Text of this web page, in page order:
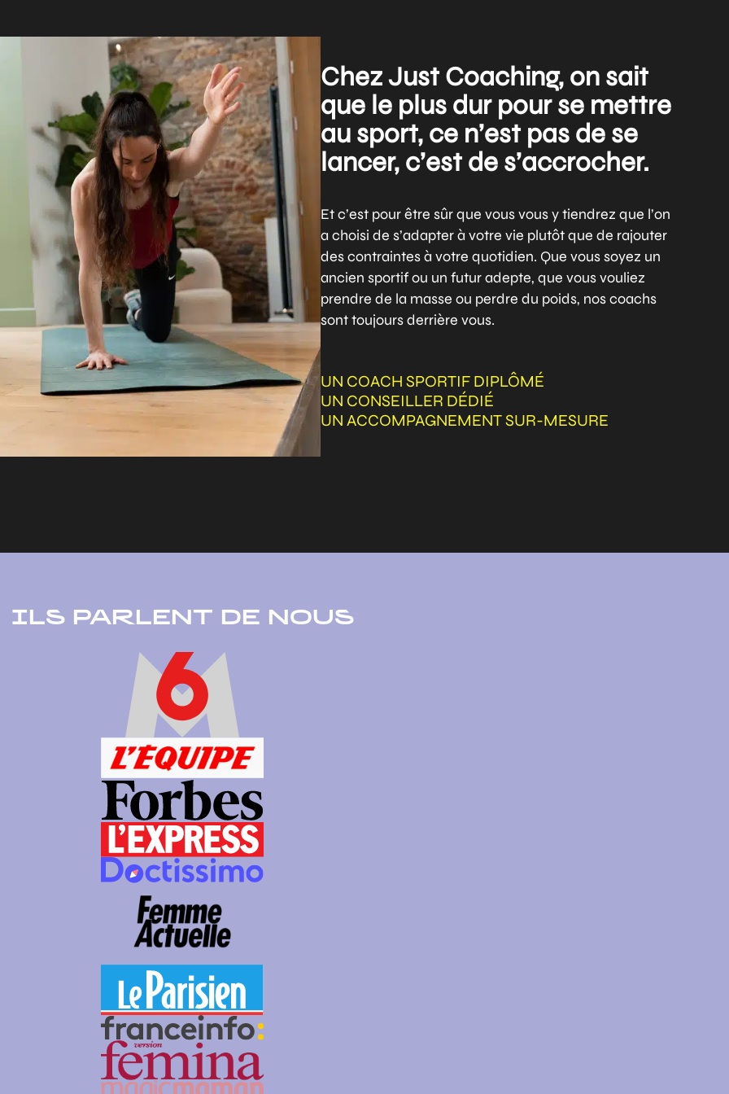
Chez Just Coaching, on sait
que le plus dur pour se mettre
au sport, ce n’est pas de se
lancer, c’est de s’accrocher.
Et c’est pour être sûr que vous vous y tiendrez que l’on
a choisi de s’adapter à votre vie plutôt que de rajouter
des contraintes à votre quotidien. Que vous soyez un
ancien sportif ou un futur adepte, que vous vouliez
prendre de la masse ou perdre du poids, nos coachs
sont toujours derrière vous.
UN COACH SPORTIF DIPLÔMÉ
UN CONSEILLER DÉDIÉ
UN ACCOMPAGNEMENT SUR-MESURE
ILS PARLENT DE NOUS